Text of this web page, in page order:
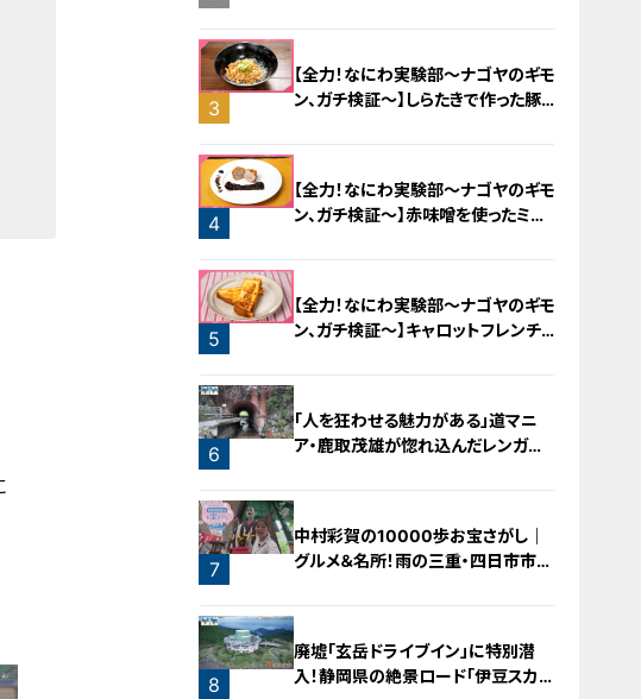
3
【全力！なにわ実験部～ナゴヤのギモ
ン、ガチ検証～】しらたきで作った豚
4
【全力！なにわ実験部～ナゴヤのギモ
ン、ガチ検証～】赤味噌を使ったミル
5
【全力！なにわ実験部～ナゴヤのギモ
ン、ガチ検証～】キャロットフレンチ
6
「人を狂わせる魅力がある」道マニ
ア・鹿取茂雄が惚れ込んだレンガの
7
中村彩賀の10000歩お宝さがし｜
グルメ＆名所！雨の三重・四日市市で
8
廃墟「玄岳ドライブイン」に特別潜
入！静岡県の絶景ロード「伊豆スカイ